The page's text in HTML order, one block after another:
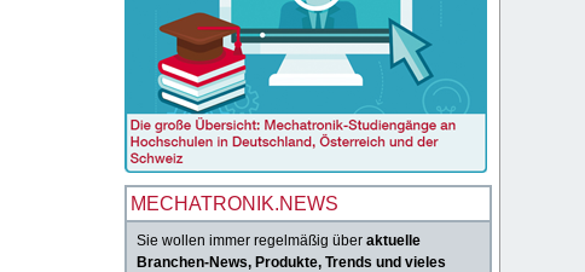
MECHATRONIK.NEWS
Sie wollen immer regelmäßig über aktuelle
Branchen-News, Produkte, Trends und vieles